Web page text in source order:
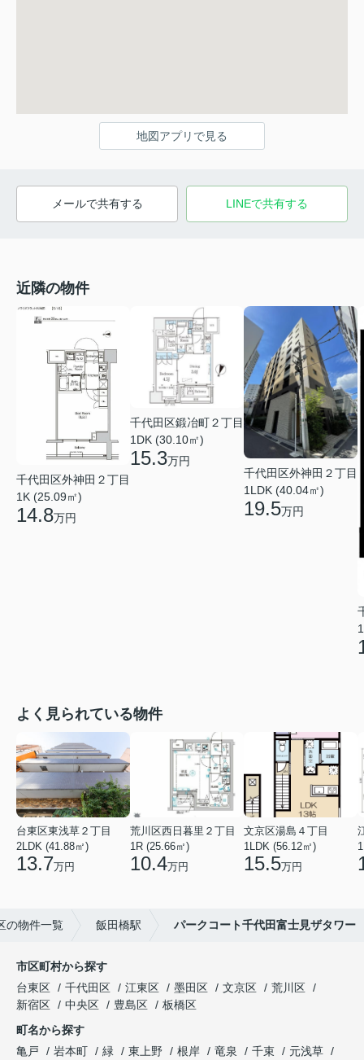
地図アプリで見る
メールで共有する LINEで共有する
近隣の物件
千代田区外神田２丁目
1K (25.09㎡)
14.8万円
千代田区鍛冶町２丁目
1DK (30.10㎡)
15.3万円
千代田区外神田２丁目
1LDK (40.04㎡)
19.5万円
よく見られている物件
台東区東浅草２丁目
2LDK (41.88㎡)
13.7万円
荒川区西日暮里２丁目
1R (25.66㎡)
10.4万円
文京区湯島４丁目
1LDK (56.12㎡)
15.5万円
の物件一覧 飯田橋駅 パークコート千代田富士見ザタワー
市区町村から探す
台東区
千代田区 江東区 墨田区 文京区
荒川区
新宿区
中央区 豊島区
板橋区
町名から探す
亀戸
岩本町 緑 東上野 根岸 竜泉 千束
元浅草